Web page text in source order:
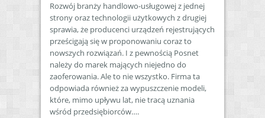
Rozwój branży handlowo-usługowej z jednej
strony oraz technologii użytkowych z drugiej
sprawia, że producenci urządzeń rejestrujących
prześcigają się w proponowaniu coraz to
nowszych rozwiązań. I z pewnością Posnet
należy do marek mających niejedno do
zaoferowania. Ale to nie wszystko. Firma ta
odpowiada również za wypuszczenie modeli,
które, mimo upływu lat, nie tracą uznania
wśród przedsiębiorców….